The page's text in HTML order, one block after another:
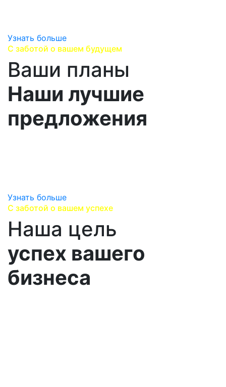
Узнать больше
С заботой о вашем будущем
Ваши планы
Наши лучшие
предложения
Узнать больше
С заботой о вашем успехе
Наша цель
успех вашего
бизнеса